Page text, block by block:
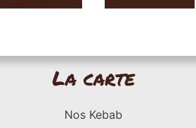
La carte
Nos Kebab